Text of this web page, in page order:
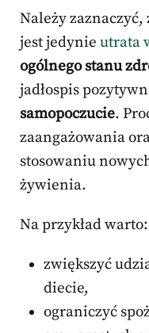
Należy zaznaczyć,
jest jedynie utrata
ogólnego stanu
jadłospis
samopoczucie.
zaangażowania
stosowaniu
żywienia.
Na przykład warto:
zwiększyć
diecie,
ograniczyć